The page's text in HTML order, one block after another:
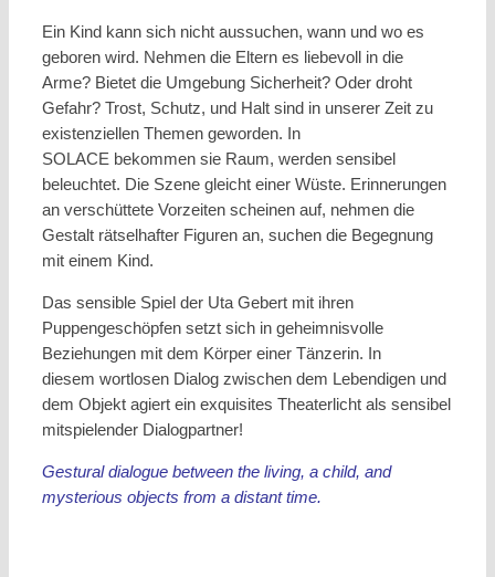
Ein Kind kann sich nicht aussuchen, wann und wo es
geboren wird. Nehmen die Eltern es liebevoll in die
Arme? Bietet die Umgebung Sicherheit? Oder droht
Gefahr? Trost, Schutz, und Halt sind in unserer Zeit zu
existenziellen Themen geworden. In
SOLACE bekommen sie Raum, werden sensibel
beleuchtet. Die Szene gleicht einer Wüste. Erinnerungen
an verschüttete Vorzeiten scheinen auf, nehmen die
Gestalt rätselhafter Figuren an, suchen die Begegnung
mit einem Kind.
Das sensible Spiel der Uta Gebert mit ihren
Puppengeschöpfen setzt sich in geheimnisvolle
Beziehungen mit dem Körper einer Tänzerin. In
diesem wortlosen Dialog zwischen dem Lebendigen und
dem Objekt agiert ein exquisites Theaterlicht als sensibel
mitspielender Dialogpartner!
Gestural dialogue between the living, a child, and
mysterious objects from a distant time.